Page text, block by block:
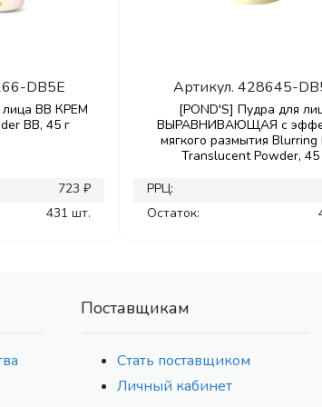
DB5E
лица ВВ КРЕМ
BB, 45 г
723 ₽
431 шт.
Артикул. 428645-
[POND'S] Пудра для
ВЫРАВНИВАЮЩАЯ с
мягкого размытия Blurring
Translucent Powder, 45
РРЦ:
Остаток:
Поставщикам
Стать поставщиком
Личный кабинет